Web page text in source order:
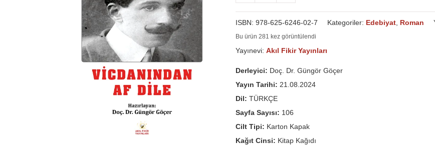
ISBN: 978-625-6246-02-7 Kategoriler: Edebiyat, Roman
Bu ürün 281 kez görüntülendi
Yayınevi: Akıl Fikir Yayınları
Derleyici: Doç. Dr. Güngör Göçer
Yayın Tarihi: 21.08.2024
Dil: TÜRKÇE
Sayfa Sayısı: 106
Cilt Tipi: Karton Kapak
Kağıt Cinsi: Kitap Kağıdı